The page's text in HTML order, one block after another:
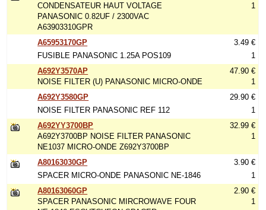
CONDENSATEUR HAUT VOLTAGE
PANASONIC 0.82UF / 2300VAC
A63903310GPR
1
A65953170GP
FUSIBLE PANASONIC 1.25A POS109
3.49 €
1
A692Y3570AP
NOISE FILTER (U) PANASONIC MICRO-ONDE
47.90 €
1
A692Y3580GP
NOISE FILTER PANASONIC REF 112
29.90 €
1
A692YY3700BP
A692Y3700BP NOISE FILTER PANASONIC
NE1037 MICRO-ONDE Z692Y3700BP
32.99 €
1
A80163030GP
SPACER MICRO-ONDE PANASONIC NE-1846
3.90 €
1
A80163060GP
SPACER PANASONIC MIRCROWAVE FOUR
2.90 €
1